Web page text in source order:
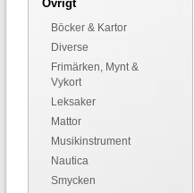
Övrigt
Böcker & Kartor
Diverse
Frimärken, Mynt &
Vykort
Leksaker
Mattor
Musikinstrument
Nautica
Smycken